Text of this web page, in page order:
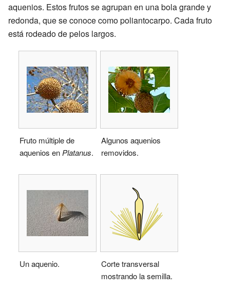
aquenios. Estos frutos se agrupan en una bola grande y
redonda, que se conoce como poliantocarpo. Cada fruto
está rodeado de pelos largos.
Fruto múltiple de
aquenios enPlatanus.
Algunos aquenios
removidos.
Un aquenio.
Corte transversal
mostrando la semilla.